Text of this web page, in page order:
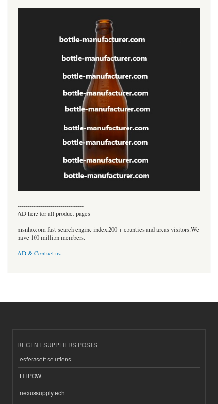
----------------------------------
AD here for all product pages
msnho.com fast search engine index,200 + counties and areas visitors.We
have 160 million members.
AD & Contact us
RECENT SUPPLIERS POSTS
esferasoft solutions
HTPOW
nexussupplytech